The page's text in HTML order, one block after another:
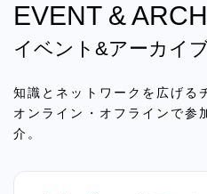
EVENT &
イベント&アーカイ
知識とネットワークを広げる
オンライン・オフラインで参
介。